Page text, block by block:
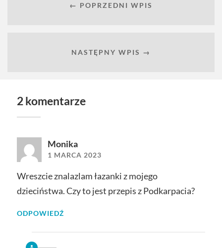
← POPRZEDNI WPIS
NASTĘPNY WPIS →
2 komentarze
Monika
1 MARCA 2023
Wreszcie znalazlam łazanki z mojego
dzieciństwa. Czy to jest przepis z Podkarpacia?
ODPOWIEDŹ